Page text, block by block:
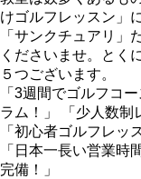
けゴルフレッスン」
「サンクチュアリ」
くださいませ。とく
５つございます。
「3週間でゴルフコ
ラム！」 「少人数制
「初心者ゴルフレッ
「日本一長い営業時
完備！」